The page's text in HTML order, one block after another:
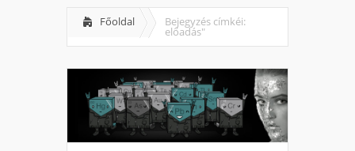
Főoldal Bejegyzés címkéi:
előadás"